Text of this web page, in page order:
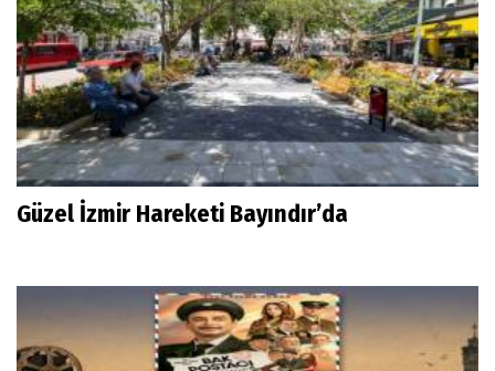
Güzel İzmir Hareketi Bayındır’da